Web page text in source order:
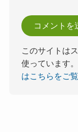
このサイトは
使っています。
はこちらをご